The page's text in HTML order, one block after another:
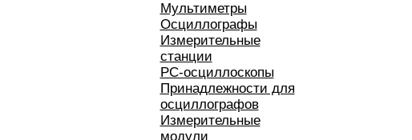
Мультиметры
Осциллографы
Измерительные
станции
РС-осциллоскопы
Принадлежности для
осциллографов
Измерительные
модули